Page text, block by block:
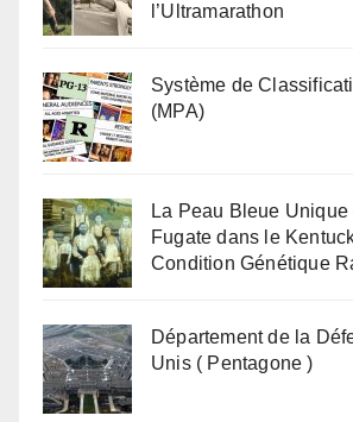
l’Ultramarathon
Système de
(MPA)
La Peau Bleue
Fugate dans le
Condition Génétique
Département de la
Unis ( Pentagone )